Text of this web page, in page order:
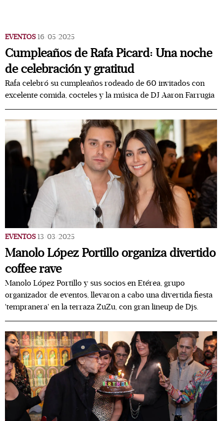
EVENTOS 16/05/2025
Cumpleaños de Rafa Picard: Una noche
de celebración y gratitud
Rafa celebró su cumpleaños rodeado de 60 invitados con
excelente comida, cocteles y la música de DJ Aaron Farrugia
EVENTOS 13/03/2025
Manolo López Portillo organiza divertido
coffee rave
Manolo López Portillo y sus socios en Etérea, grupo
organizador de eventos, llevaron a cabo una divertida fiesta
'tempranera' en la terraza ZuZu, con gran lineup de Djs.